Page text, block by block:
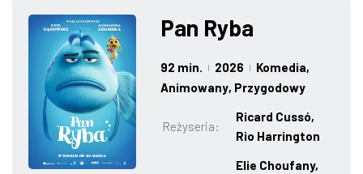
IMPREZY
ROZRYWKA
W KINACH
GASTRONOMIA
Pan Ryba
92 min. | 2026 | Komedia,
Animowany, Przygodowy
Reżyseria:
Ricard Cussó,
Rio Harrington
Elie Choufany,